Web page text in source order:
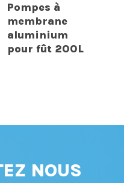
Pompes à
membrane
aluminium
pour fût 200L
NOUS